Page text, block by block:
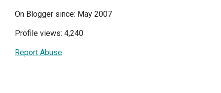
On Blogger since: May 2007
Profile views: 4,240
Report Abuse